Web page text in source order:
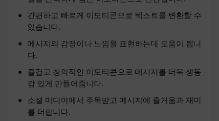
간편하고 빠르게 이모티콘으로 텍스트를 변환할 수
있습니다.
메시지의 감정이나 느낌을 표현하는데 도움이 됩니
다.
즐겁고 창의적인 이모티콘으로 메시지를 더욱 생동
감 있게 만들어줍니다.
소셜 미디어에서 주목받고 메시지에 즐거움과 재미
를 더합니다.